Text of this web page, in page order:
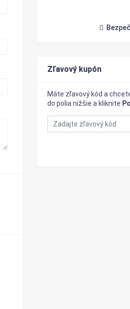
Zľavový kupón
Máte zľavový kód a
do polia nižšie a kliknite